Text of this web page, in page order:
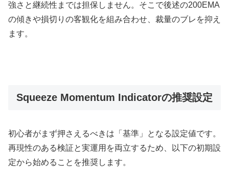
強さと継続性までは担保しません。そこで後述の200EMA
の傾きや損切りの客観化を組み合わせ、裁量のブレを抑え
ます。
Squeeze Momentum Indicatorの推奨設定
初心者がまず押さえるべきは「基準」となる設定値です。
再現性のある検証と実運用を両立するため、以下の初期設
定から始めることを推奨します。